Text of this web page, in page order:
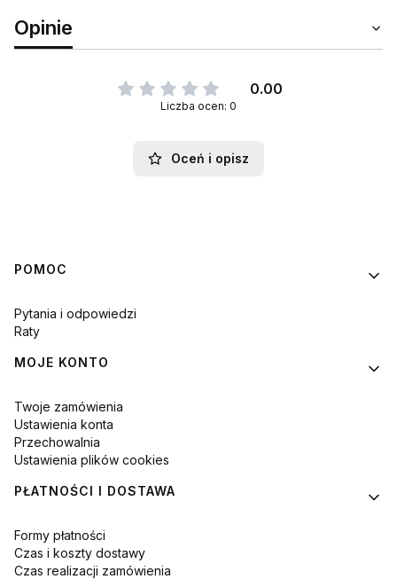
Opinie
0.00
Liczba ocen: 0
Oceń i opisz
Linki w stopce
POMOC
Pytania i odpowiedzi
Raty
MOJE KONTO
Twoje zamówienia
Ustawienia konta
Przechowalnia
Ustawienia plików cookies
PŁATNOŚCI I DOSTAWA
Formy płatności
Czas i koszty dostawy
Czas realizacji zamówienia